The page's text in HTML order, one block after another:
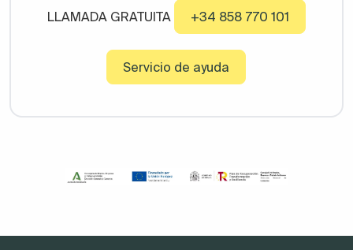
LLAMADA GRATUITA +34 858 770 101
Servicio de ayuda